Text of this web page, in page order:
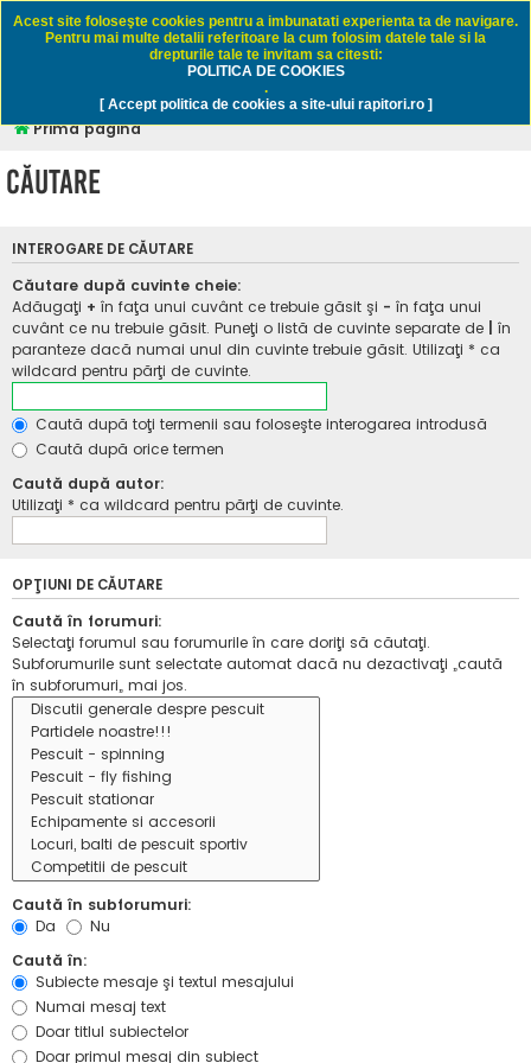
Rapitori.ro - Pescuit sportiv
Prima pagină
Căutare
INTEROGARE DE CĂUTARE
Căutare după cuvinte cheie:
Adăugaţi + în faţa unui cuvânt ce trebuie găsit şi - în faţa unui
cuvânt ce nu trebuie găsit. Puneţi o listă de cuvinte separate de
în
paranteze dacă numai unul din cuvinte trebuie găsit. Utilizaţi * ca
wildcard pentru părţi de cuvinte.
Caută după toţi termenii sau foloseşte interogarea introdusă
Caută după orice termen
Caută după autor:
Utilizaţi * ca wildcard pentru părţi de cuvinte.
OPŢIUNI DE CĂUTARE
Caută în forumuri:
Selectaţi forumul sau forumurile în care doriţi să căutaţi.
Subforumurile sunt selectate automat dacă nu dezactivaţi „caută
în subforumuri„ mai jos.
Caută în subforumuri:
Da
Nu
Caută în:
Subiecte mesaje şi textul mesajului
Numai mesaj text
Doar titlul subiectelor
Doar primul mesaj din subiect
Acest site foloseşte cookies pentru a imbunatati experienta ta de navigare.
Pentru mai multe detalii referitoare la cum folosim datele tale si la
drepturile tale te invitam sa citesti:
POLITICA DE COOKIES
.
[ Accept politica de cookies a site-ului rapitori.ro ]